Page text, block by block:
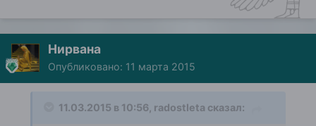
Нирвана
Опубликовано: 11 марта 2015
11.03.2015 в 10:56, radostleta сказал: